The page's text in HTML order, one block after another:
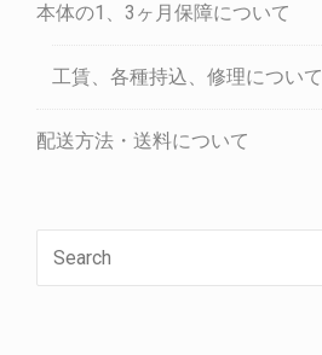
本体の1、3ヶ月保障について
工賃、各種持込、修理について
配送方法・送料について